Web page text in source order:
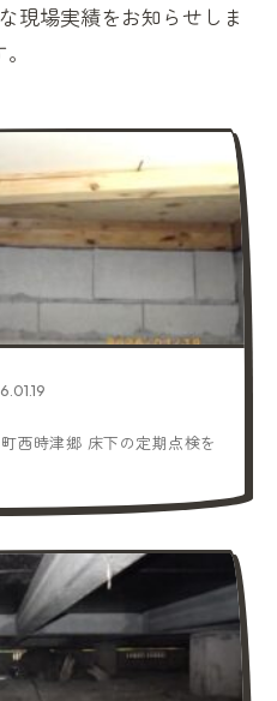
現場実績をお知らせしま
西時津郷 床下の定期点検を